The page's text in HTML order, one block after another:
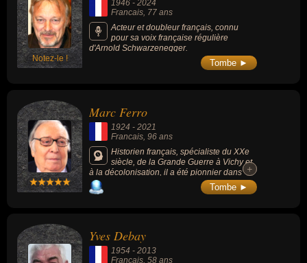
Notez-le !
1946 - 2024
Francais, 77 ans
Acteur et doubleur français, connu
pour sa voix française régulière
d'Arnold Schwarzenegger.
Tombe ►
Marc Ferro
1924 - 2021
Francais , 96 ans
Historien français, spécialiste du XXe
siècle, de la Grande Guerre à Vichy et
à la décolonisation, il a été pionnier dans
l’utilisation des images comme source
historique. Il fut aussi spécialiste de la
+
+
Tombe ►
Yves Debay
1954 - 2013
Francais, 58 ans